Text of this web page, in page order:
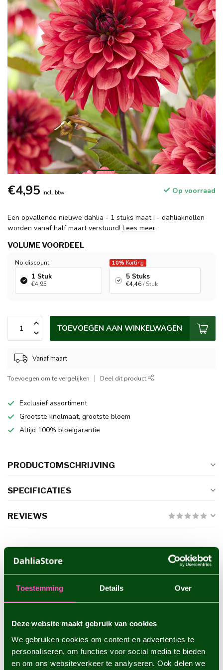
Toestemming Details Over
Deze website maakt gebruik van cookies
We gebruiken cookies om content en advertenties te
personaliseren, om functies voor social media te bieden
en om ons websiteverkeer te analyseren. Ook delen we
€4,95 Incl. btw Op voorraad
Een opvallende nieuwe dahlia - 1 stuks maat I - dahliaknollen
worden vanaf half maart verstuurd! Lees meer.
VOLUME VOORDEEL
No discount
1 Stuk
€4,95
10% Korting
5 Stuks
€4,46/ Stuk
TOEVOEGEN AAN WINKELWAGEN
Vanaf maart
Toevoegen om te vergelijken Deel dit product
Exclusief assortiment
Grootste knolmaat, grootste bloem
Altijd 100% bloeigarantie
PRODUCTOMSCHRIJVING
SPECIFICATIES
REVIEWS
Dahlia Copperboy
Dahlia Sam Hopkins €4,95